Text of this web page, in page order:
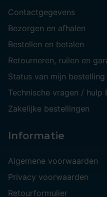
Contactgegevens
Bezorgen en afhalen
Bestellen en betalen
Retourneren, ruilen en
Status van mijn bestelling
Technische vragen / hulp
Zakelijke bestellingen
Informatie
Algemene voorwaarden
Privacy voorwaarden
Retourformulier